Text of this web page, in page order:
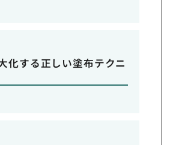
化する正しい塗布テクニ